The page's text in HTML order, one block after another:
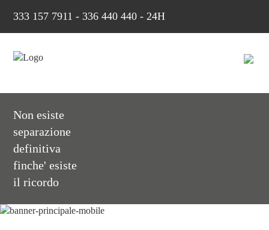
333 157 7911 - 336 440 440 - 24H
Non esiste
separazione
definitiva
finche' esiste
il ricordo